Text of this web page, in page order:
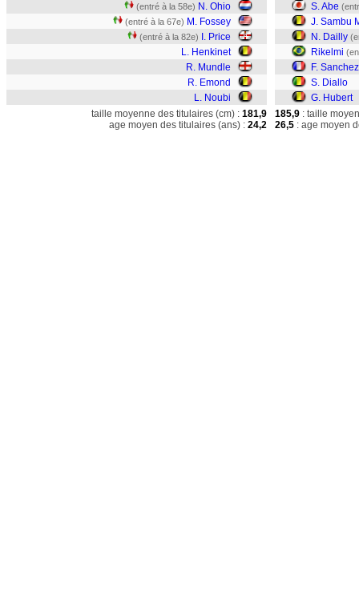
(entré à la 58e) N. Ohio
(entré à la 67e) M. Fossey
(entré à la 82e)
I. Price
L. Henkinet
R. Mundle
R. Emond
L. Noubi
S. Abe
J. Sambu
N. Dailly
Rikelmi
F. Sanchez
S. Diallo
G. Hubert
taille moyenne des titulaires (cm) : 181,9
age moyen des titulaires (ans) : 24,2
185,9 : taille
26,5 : age moyen